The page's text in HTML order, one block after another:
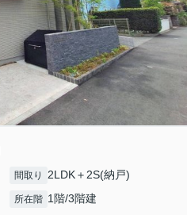
間取り 2LDK＋2S(納戸)
所在階 1階/3階建